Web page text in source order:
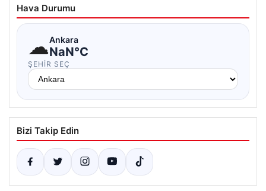
Hava Durumu
☁Ankara
NaN°C
ŞEHIR SEÇ
Bizi Takip Edin